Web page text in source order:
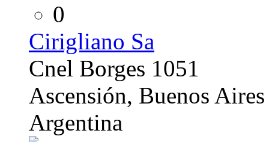
0
Cirigliano Sa
Cnel Borges 1051
Ascensión, Buenos Aires
Argentina